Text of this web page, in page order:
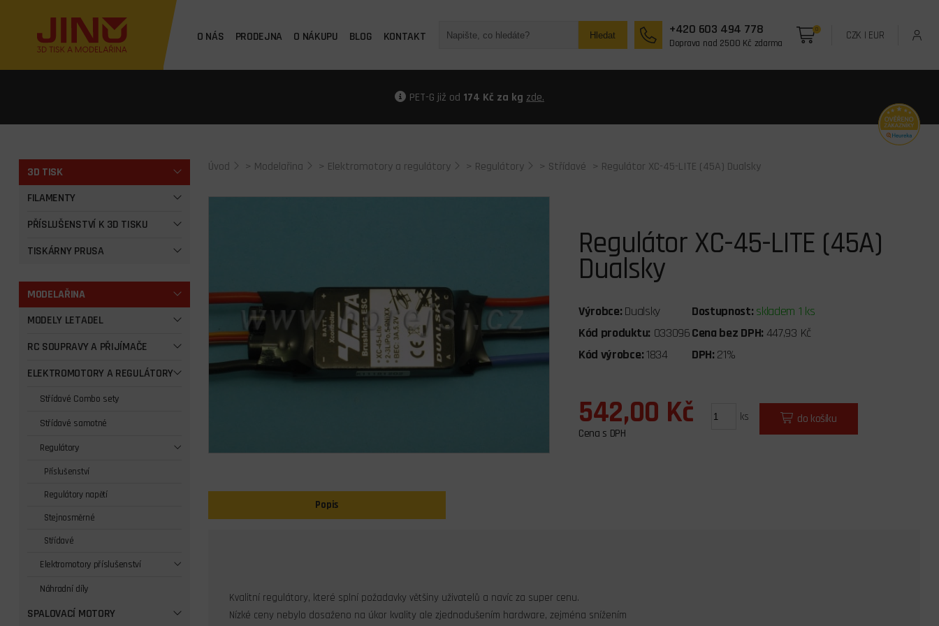
O NÁS PRODEJNA O NÁKUPU BLOG KONTAKT Hledat +420 603 494 778
Doprava nad 2500 Kč zdarma
0 CZK | EUR
PET-G již od 174 Kč za kg zde.
3D TISK
FILAMENTY
PŘÍSLUŠENSTVÍ K 3D TISKU
TISKÁRNY PRUSA
MODELAŘINA
MODELY LETADEL
RC SOUPRAVY A PŘIJÍMAČE
ELEKTROMOTORY A REGULÁTORY
Střídavé Combo sety
Střídavé samotné
Regulátory
Příslušenství
Regulátory napětí
Stejnosměrné
Střídavé
Elektromotory příslušenství
Náhradní díly
SPALOVACÍ MOTORY
Úvod > Modelařina > Elektromotory a regulátory > Regulátory > Střídavé > Regulátor XC-45-LITE (45A) Dualsky
Regulátor XC-45-LITE (45A)
Dualsky
Výrobce: Dualsky Dostupnost: skladem 1 ks
Kód produktu: 033096Cena bez DPH: 447,93 Kč
Kód výrobce:1834 DPH: 21%
542,00 Kč
Cena s DPH
ks do košíku
Popis
Kvalitní regulátory, které splní požadavky většiny uživatelů a navíc za super cenu.
Nízké ceny nebylo dosaženo na úkor kvality ale zjednodušením hardware, zejména snížením